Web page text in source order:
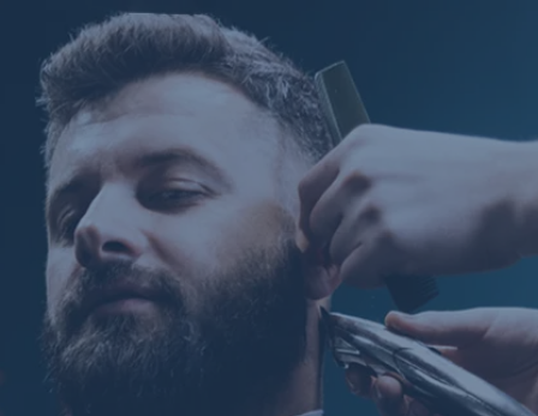
Navigáció
kihagyása